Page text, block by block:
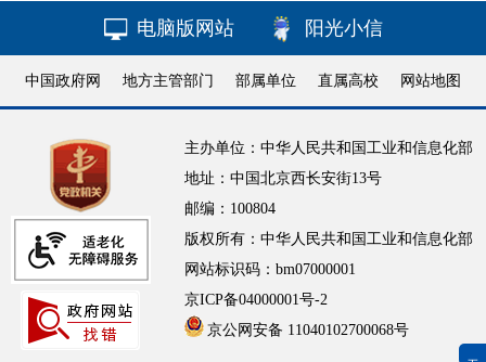
无障碍浏览
电脑版网站 阳光小信
中国政府网 地方主管部门 部属单位 直属高校 网站地图
主办单位：中华人民共和国工业和信息化部
地址：中国北京西长安街13号
邮编：100804
版权所有：中华人民共和国工业和信息化部
网站标识码：bm07000001
京ICP备04000001号-2
京公网安备 11040102700068号